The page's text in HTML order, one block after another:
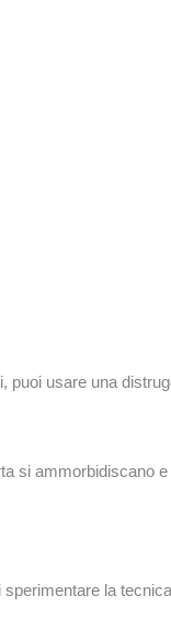
puoi usare una
si ammorbidiscano e
la